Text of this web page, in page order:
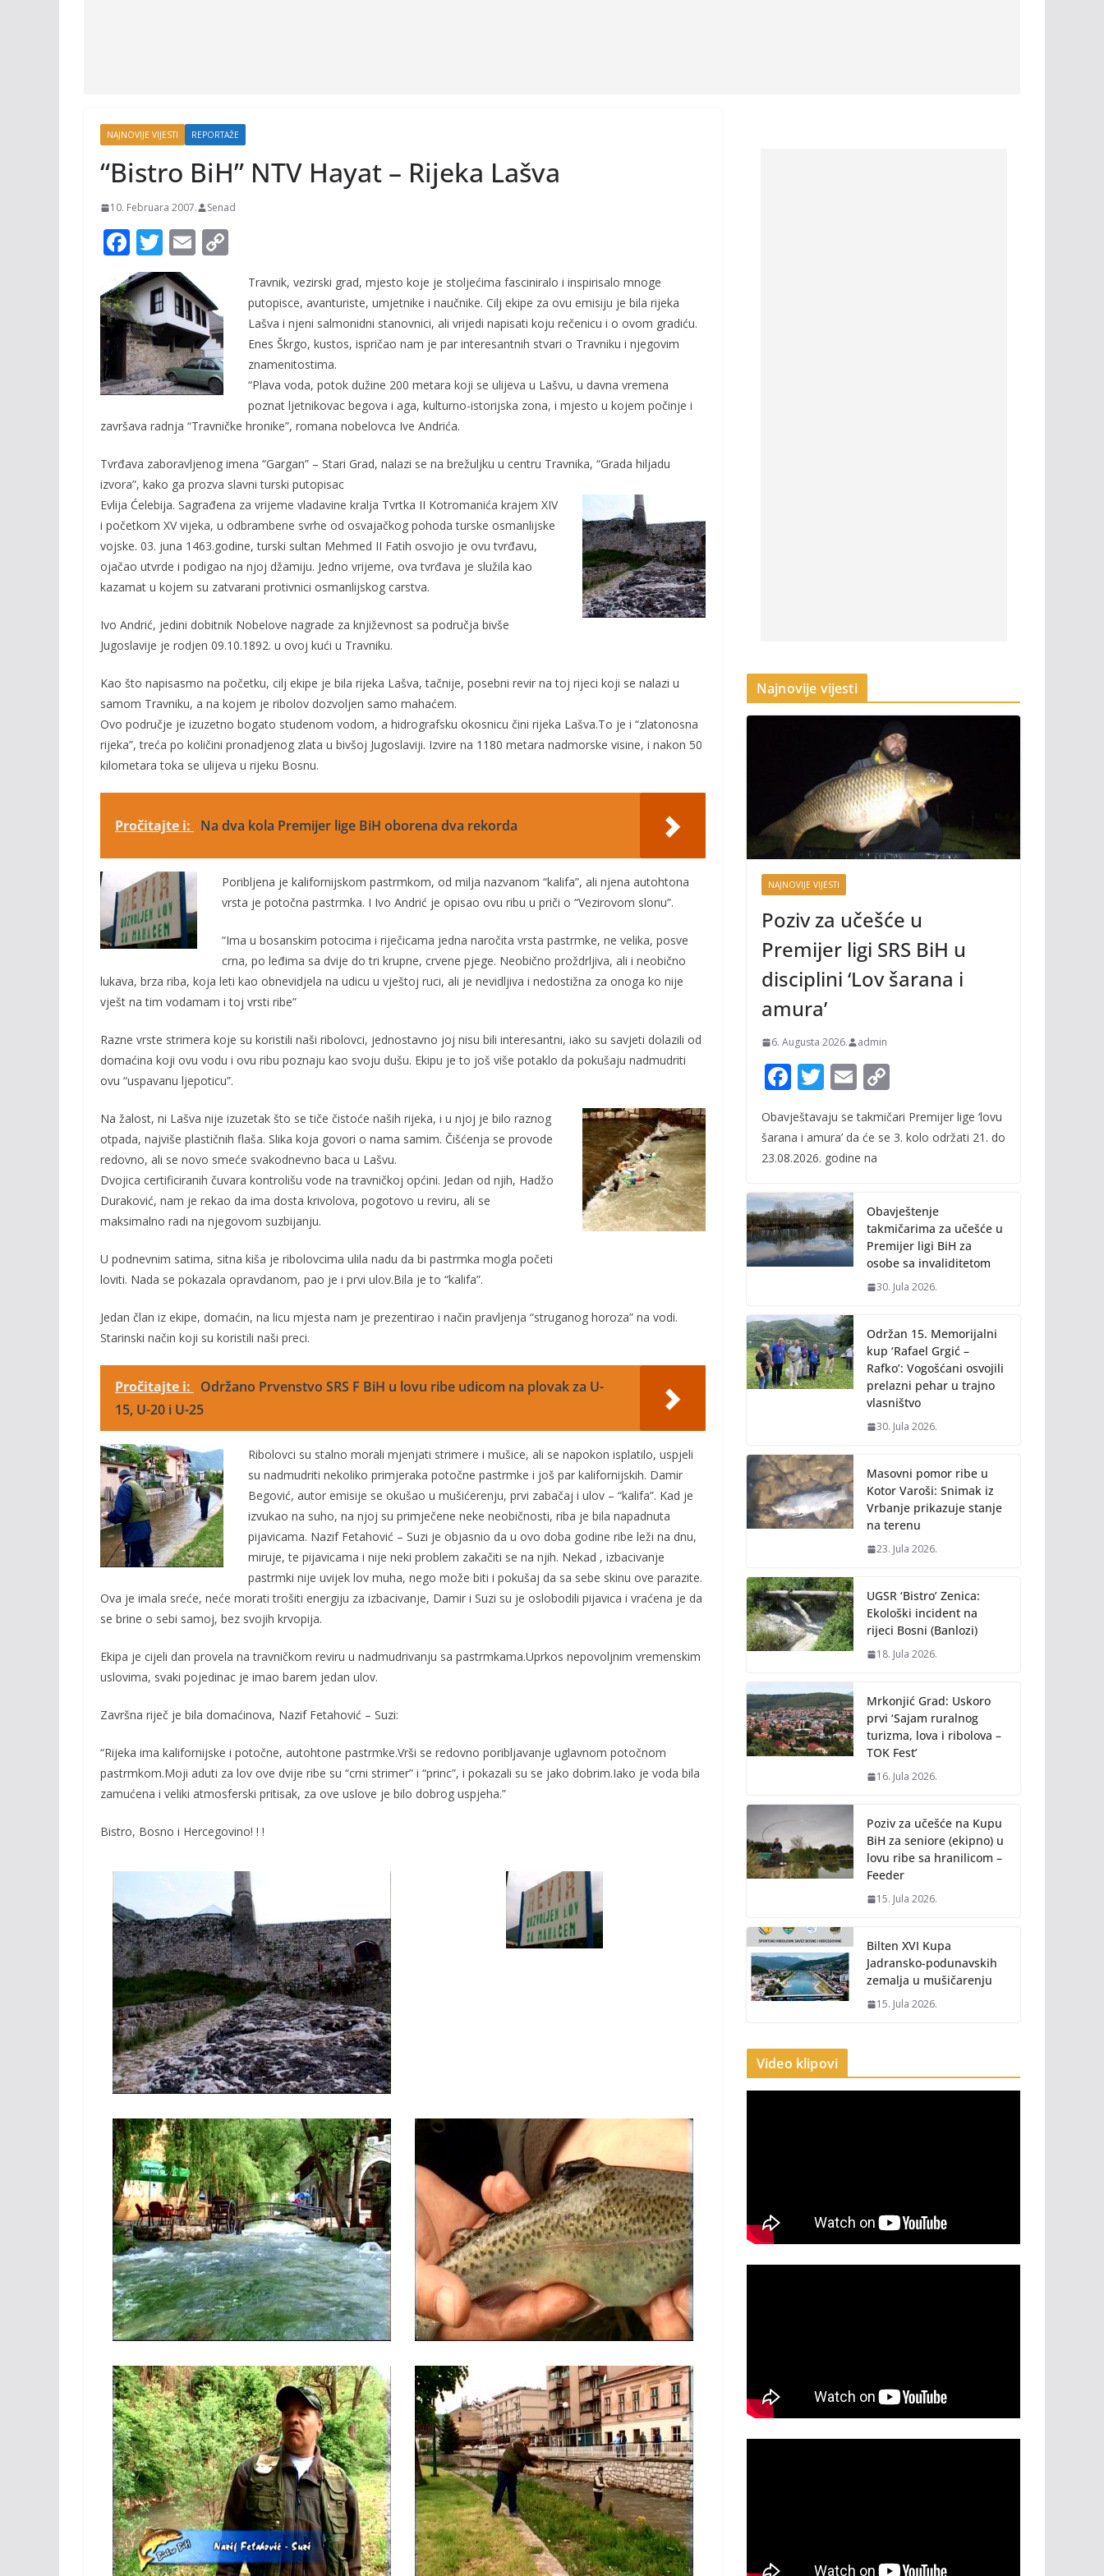
NAJNOVIJE VIJESTI REPORTAŽE
“Bistro BiH” NTV Hayat – Rijeka Lašva
10. Februara 2007. Senad
F
ac
e
b
o
o
k
T
w
itt
er
E
ai
l
Travnik, vezirski grad, mjesto koje je stoljećima fasciniralo i inspirisalo mnoge
putopisce, avanturiste, umjetnike i naučnike. Cilj ekipe za ovu emisiju je bila rijeka
Lašva i njeni salmonidni stanovnici, ali vrijedi napisati koju rečenicu i o ovom gradiću.
Enes Škrgo, kustos, ispričao nam je par interesantnih stvari o Travniku i njegovim
znamenitostima.
“Plava voda, potok dužine 200 metara koji se ulijeva u Lašvu, u davna vremena
poznat ljetnikovac begova i aga, kulturno-istorijska zona, i mjesto u kojem počinje i
završava radnja “Travničke hronike”, romana nobelovca Ive Andrića.
Tvrđava zaboravljenog imena “Gargan” – Stari Grad, nalazi se na brežuljku u centru Travnika, “Grada hiljadu
izvora”, kako ga prozva slavni turski putopisac
Evlija Ćelebija. Sagrađena za vrijeme vladavine kralja Tvrtka II Kotromanića krajem XIV
i početkom XV vijeka, u odbrambene svrhe od osvajačkog pohoda turske osmanlijske
vojske. 03. juna 1463.godine, turski sultan Mehmed II Fatih osvojio je ovu tvrđavu,
ojačao utvrde i podigao na njoj džamiju. Jedno vrijeme, ova tvrđava je služila kao
kazamat u kojem su zatvarani protivnici osmanlijskog carstva.
Ivo Andrić, jedini dobitnik Nobelove nagrade za književnost sa područja bivše
Jugoslavije je rodjen 09.10.1892. u ovoj kući u Travniku.
Kao što napisasmo na početku, cilj ekipe je bila rijeka Lašva, tačnije, posebni revir na toj rijeci koji se nalazi u
samom Travniku, a na kojem je ribolov dozvoljen samo mahaćem.
Ovo područje je izuzetno bogato studenom vodom, a hidrografsku okosnicu čini rijeka Lašva.To je i “zlatonosna
rijeka”, treća po količini pronadjenog zlata u bivšoj Jugoslaviji. Izvire na 1180 metara nadmorske visine, i nakon 50
kilometara toka se ulijeva u rijeku Bosnu.
Pročitajte i: Na dva kola Premijer lige BiH oborena dva rekorda
Poribljena je kalifornijskom pastrmkom, od milja nazvanom “kalifa”, ali njena autohtona
vrsta je potočna pastrmka. I Ivo Andrić je opisao ovu ribu u priči o “Vezirovom slonu”.
“Ima u bosanskim potocima i riječicama jedna naročita vrsta pastrmke, ne velika, posve
crna, po leđima sa dvije do tri krupne, crvene pjege. Neobično proždrljiva, ali i neobično
lukava, brza riba, koja leti kao obnevidjela na udicu u vještoj ruci, ali je nevidljiva i nedostižna za onoga ko nije
vješt na tim vodamam i toj vrsti ribe”
Razne vrste strimera koje su koristili naši ribolovci, jednostavno joj nisu bili interesantni, iako su savjeti dolazili od
domaćina koji ovu vodu i ovu ribu poznaju kao svoju dušu. Ekipu je to još više potaklo da pokušaju nadmudriti
ovu “uspavanu ljepoticu”.
Na žalost, ni Lašva nije izuzetak što se tiče čistoće naših rijeka, i u njoj je bilo raznog
otpada, najviše plastičnih flaša. Slika koja govori o nama samim. Čišćenja se provode
redovno, ali se novo smeće svakodnevno baca u Lašvu.
Dvojica certificiranih čuvara kontrolišu vode na travničkoj općini. Jedan od njih, Hadžo
Duraković, nam je rekao da ima dosta krivolova, pogotovo u reviru, ali se
maksimalno radi na njegovom suzbijanju.
U podnevnim satima, sitna kiša je ribolovcima ulila nadu da bi pastrmka mogla početi
loviti. Nada se pokazala opravdanom, pao je i prvi ulov.Bila je to “kalifa”.
Jedan član iz ekipe, domaćin, na licu mjesta nam je prezentirao i način pravljenja “struganog horoza” na vodi.
Starinski način koji su koristili naši preci.
Pročitajte i:
Održano Prvenstvo SRS F BiH u lovu ribe udicom na plovak za U-
15, U-20 i U-25
Ribolovci su stalno morali mjenjati strimere i mušice, ali se napokon isplatilo, uspjeli
su nadmudriti nekoliko primjeraka potočne pastrmke i još par kalifornijskih. Damir
Begović, autor emisije se okušao u mušićerenju, prvi zabačaj i ulov – “kalifa”. Kad je
izvukao na suho, na njoj su primječene neke neobičnosti, riba je bila napadnuta
pijavicama. Nazif Fetahović – Suzi je objasnio da u ovo doba godine ribe leži na dnu,
miruje, te pijavicama i nije neki problem zakačiti se na njih. Nekad , izbacivanje
pastrmki nije uvijek lov muha, nego može biti i pokušaj da sa sebe skinu ove parazite.
Ova je imala sreće, neće morati trošiti energiju za izbacivanje, Damir i Suzi su je oslobodili pijavica i vraćena je da
se brine o sebi samoj, bez svojih krvopija.
Ekipa je cijeli dan provela na travničkom reviru u nadmudrivanju sa pastrmkama.Uprkos nepovoljnim vremenskim
uslovima, svaki pojedinac je imao barem jedan ulov.
Završna riječ je bila domaćinova, Nazif Fetahović – Suzi:
“Rijeka ima kalifornijske i potočne, autohtone pastrmke.Vrši se redovno poribljavanje uglavnom potočnom
pastrmkom.Moji aduti za lov ove dvije ribe su “crni strimer” i “princ”, i pokazali su se jako dobrim.Iako je voda bila
zamućena i veliki atmosferski pritisak, za ove uslove je bilo dobrog uspjeha.”
Bistro, Bosno i Hercegovino! ! !
Najnovije vijesti
NAJNOVIJE VIJESTI
Poziv za učešće u
Premijer ligi SRS BiH u
disciplini ‘Lov šarana i
amura’
6. Augusta 2026. admin
F
ac
e
b
o
k
T
itt
er
E
m
ai
l
o
p
n
k
Obavještavaju se takmičari Premijer lige ‘lovu
šarana i amura’ da će se 3. kolo održati 21. do
23.08.2026. godine na
Obavještenje
takmičarima za učešće u
Premijer ligi BiH za
osobe sa invaliditetom
30. Jula 2026.
Održan 15. Memorijalni
kup ‘Rafael Grgić –
Rafko’: Vogošćani osvojili
prelazni pehar u trajno
vlasništvo
30. Jula 2026.
Masovni pomor ribe u
Kotor Varoši: Snimak iz
Vrbanje prikazuje stanje
na terenu
23. Jula 2026.
UGSR ‘Bistro’ Zenica:
Ekološki incident na
rijeci Bosni (Banlozi)
18. Jula 2026.
Mrkonjić Grad: Uskoro
prvi ‘Sajam ruralnog
turizma, lova i ribolova –
TOK Fest’
16. Jula 2026.
Poziv za učešće na Kupu
BiH za seniore (ekipno) u
lovu ribe sa hranilicom –
Feeder
15. Jula 2026.
Bilten XVI Kupa
Jadransko-podunavskih
zemalja u mušičarenju
15. Jula 2026.
Video klipovi